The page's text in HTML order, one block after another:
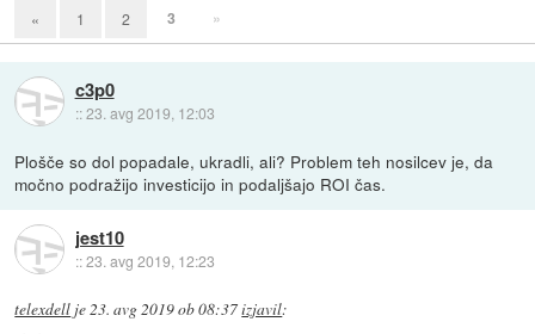
« 1 2 3 »
c3p0
::23. avg 2019, 12:03
Plošče so dol popadale, ukradli, ali? Problem teh nosilcev je, da
močno podražijo investicijo in podaljšajo ROI čas.
jest10
::23. avg 2019, 12:23
telexdell je23. avg 2019 ob 08:37izjavil: